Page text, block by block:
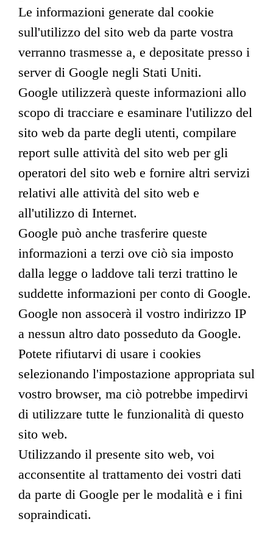
Le informazioni generate dal cookie
sull'utilizzo del sito web da parte vostra
verranno trasmesse a, e depositate presso i
server di Google negli Stati Uniti.
Google utilizzerà queste informazioni allo
scopo di tracciare e esaminare l'utilizzo del
sito web da parte degli utenti, compilare
report sulle attività del sito web per gli
operatori del sito web e fornire altri servizi
relativi alle attività del sito web e
all'utilizzo di Internet.
Google può anche trasferire queste
informazioni a terzi ove ciò sia imposto
dalla legge o laddove tali terzi trattino le
suddette informazioni per conto di Google.
Google non assocerà il vostro indirizzo IP
a nessun altro dato posseduto da Google.
Potete rifiutarvi di usare i cookies
selezionando l'impostazione appropriata sul
vostro browser, ma ciò potrebbe impedirvi
di utilizzare tutte le funzionalità di questo
sito web.
Utilizzando il presente sito web, voi
acconsentite al trattamento dei vostri dati
da parte di Google per le modalità e i fini
sopraindicati.